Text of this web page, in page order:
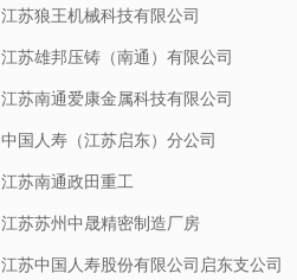
江苏狼王机械科技有限公司
江苏雄邦压铸（南通）有限公司
江苏南通爱康金属科技有限公司
中国人寿（江苏启东）分公司
江苏南通政田重工
江苏苏州中晟精密制造厂房
江苏中国人寿股份有限公司启东支公司